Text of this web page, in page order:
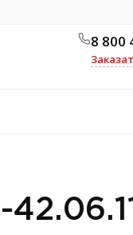
8 800